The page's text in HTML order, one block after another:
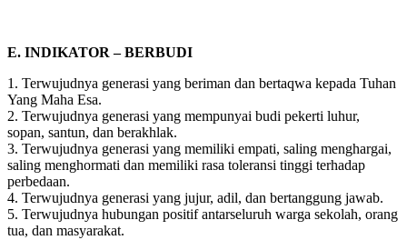
E. INDIKATOR – BERBUDI
1. Terwujudnya generasi yang beriman dan bertaqwa kepada Tuhan
Yang Maha Esa.
2. Terwujudnya generasi yang mempunyai budi pekerti luhur,
sopan, santun, dan berakhlak.
3. Terwujudnya generasi yang memiliki empati, saling menghargai,
saling menghormati dan memiliki rasa toleransi tinggi terhadap
perbedaan.
4. Terwujudnya generasi yang jujur, adil, dan bertanggung jawab.
5. Terwujudnya hubungan positif antarseluruh warga sekolah, orang
tua, dan masyarakat.